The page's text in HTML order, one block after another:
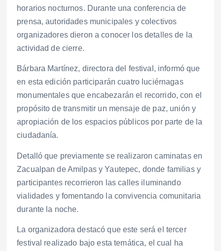
horarios nocturnos. Durante una conferencia de
prensa, autoridades municipales y colectivos
organizadores dieron a conocer los detalles de la
actividad de cierre.
Bárbara Martínez, directora del festival, informó que
en esta edición participarán cuatro luciérnagas
monumentales que encabezarán el recorrido, con el
propósito de transmitir un mensaje de paz, unión y
apropiación de los espacios públicos por parte de la
ciudadanía.
Detalló que previamente se realizaron caminatas en
Zacualpan de Amilpas y Yautepec, donde familias y
participantes recorrieron las calles iluminando
vialidades y fomentando la convivencia comunitaria
durante la noche.
La organizadora destacó que este será el tercer
festival realizado bajo esta temática, el cual ha